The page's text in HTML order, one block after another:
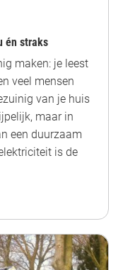
én straks
maken: je leest
veel mensen
van je huis
maar in
een duurzaam
is de